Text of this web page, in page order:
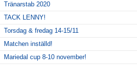
Tränarstab 2020
TACK LENNY!
Torsdag & fredag 14-15/11
Matchen inställd!
Mariedal cup 8-10 november!